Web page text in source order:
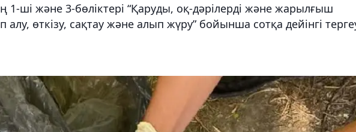
1-ші және 3-бөліктері “Қаруды, оқ-дәрілерді және жарылғыш
алу, өткізу, сақтау және алып жүру” бойынша сотқа дейінгі